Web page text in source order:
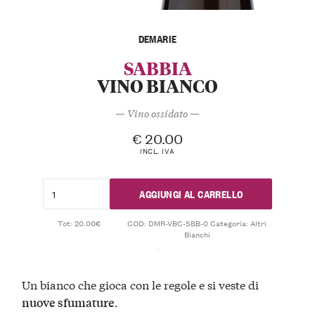
DEMARIE
SABBIA
VINO BIANCO
— Vino ossidato —
€ 20.00
INCL. IVA
AGGIUNGI AL CARRELLO
Tot: 20.00€ COD: DMR-VBC-SBB-0Categoria:Altri
Bianchi
Un bianco che gioca con le regole e si veste di
nuove sfumature.